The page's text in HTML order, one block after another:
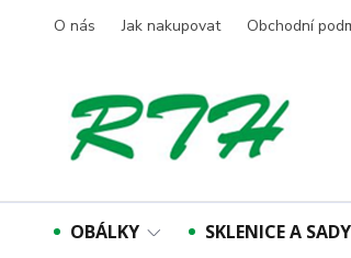
O nás Jak nakupovat Obchodní
OBÁLKY SKLENICE A SADY